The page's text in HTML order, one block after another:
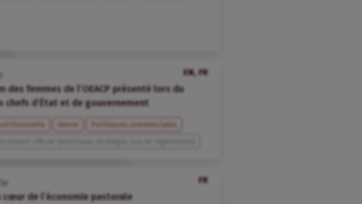
EN, FR
des femmes de l’OEACP présenté lors du
chefs d’État et de gouvernement
Genre
Politiques commerciales
FR
cœur de l’économie pastorale